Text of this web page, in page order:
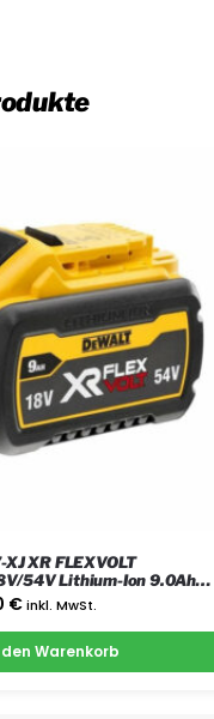
XR FLEXVOLT
54V Lithium-Ion 9.0Ah
€ inkl. MwSt.
Warenkorb